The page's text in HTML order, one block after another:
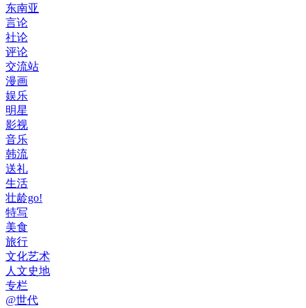
东南亚
言论
社论
评论
交流站
漫画
娱乐
明星
影视
音乐
韩流
送礼
生活
壮龄go!
特写
美食
旅行
文化艺术
人文史地
专栏
@世代